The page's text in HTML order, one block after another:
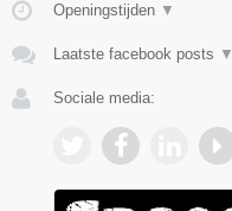
Openingstijden ▼
Laatste facebook posts ▼
Sociale media: